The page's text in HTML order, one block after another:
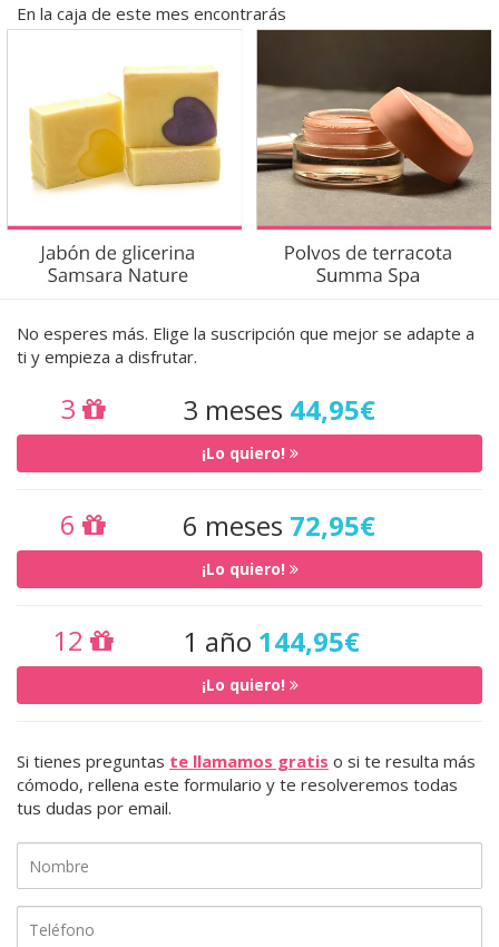
En la caja de este mes encontrarás
No esperes más. Elige la suscripción que mejor se adapte a
ti y empieza a disfrutar.
3 3 meses 44,95€
¡Lo quiero!
6 6 meses 72,95€
¡Lo quiero!
12 1 año 144,95€
¡Lo quiero!
Si tienes preguntas te llamamos gratis o si te resulta más
cómodo, rellena este formulario y te resolveremos todas
tus dudas por email.